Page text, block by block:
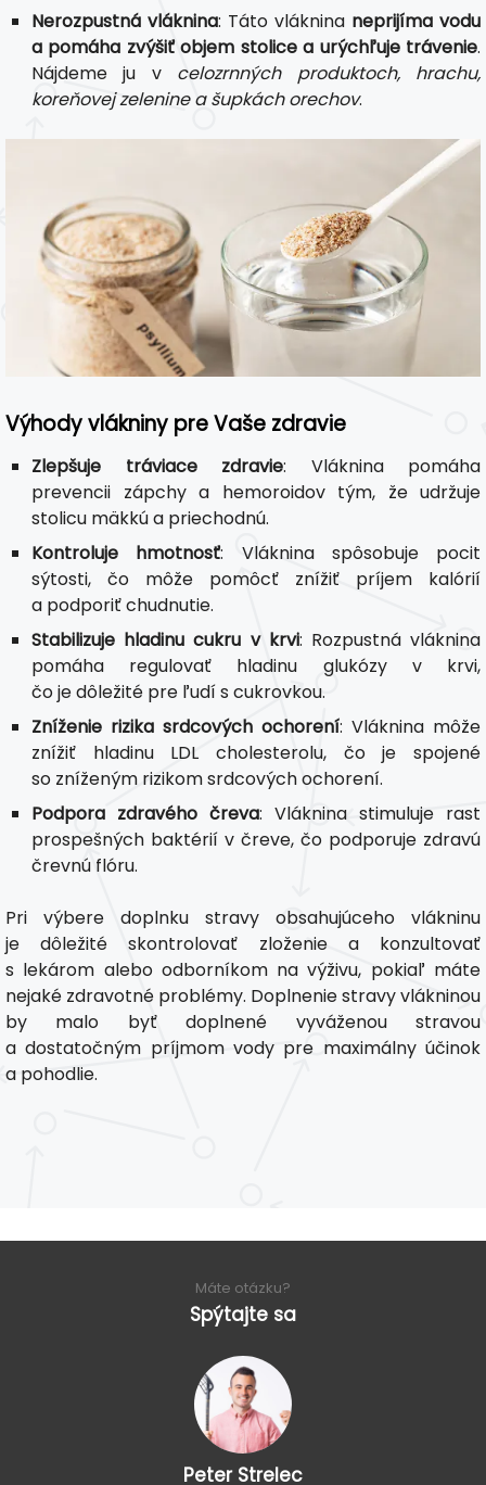
Nerozpustná vláknina: Táto vláknina neprijíma vodu
a pomáha zvýšiť objem stolice a urýchľuje trávenie.
Nájdeme ju v celozrnných produktoch, hrachu,
koreňovej zelenine a šupkách orechov.
Výhody vlákniny pre Vaše zdravie
Zlepšuje tráviace zdravie: Vláknina pomáha
prevencii zápchy a hemoroidov tým, že udržuje
stolicu mäkkú a priechodnú.
Kontroluje hmotnosť: Vláknina spôsobuje pocit
sýtosti, čo môže pomôcť znížiť príjem kalórií
a podporiť chudnutie.
Stabilizuje hladinu cukru v krvi: Rozpustná vláknina
pomáha regulovať hladinu glukózy v krvi,
čo je dôležité pre ľudí s cukrovkou.
Zníženie rizika srdcových ochorení: Vláknina môže
znížiť hladinu LDL cholesterolu, čo je spojené
so zníženým rizikom srdcových ochorení.
Podpora zdravého čreva: Vláknina stimuluje rast
prospešných baktérií v čreve, čo podporuje zdravú
črevnú flóru.
Pri výbere doplnku stravy obsahujúceho vlákninu
je dôležité skontrolovať zloženie a konzultovať
s lekárom alebo odborníkom na výživu, pokiaľ máte
nejaké zdravotné problémy. Doplnenie stravy vlákninou
by malo byť doplnené vyváženou stravou
a dostatočným príjmom vody pre maximálny účinok
a pohodlie.
Máte otázku?
Spýtajte sa
Peter Strelec